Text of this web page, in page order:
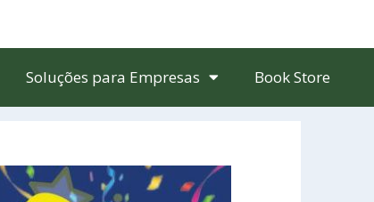
Soluções para Empresas Book Store